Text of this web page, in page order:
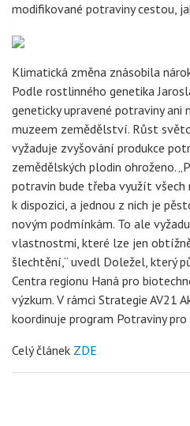
modifikované potraviny cestou,
Klimatická změna znásobila
Podle rostlinného genetika
geneticky upravené potraviny ani
muzeem zemědělství. Růst
vyžaduje zvyšování produkce
zemědělských plodin ohroženo.
potravin bude třeba využít
k dispozici, a jednou z nich je
novým podmínkám. To ale
vlastnostmi, které lze jen
šlechtění,“ uvedl Doležel, který
Centra regionu Haná pro
výzkum. V rámci Strategie AV21
koordinuje program Potraviny
Celý článek ZDE